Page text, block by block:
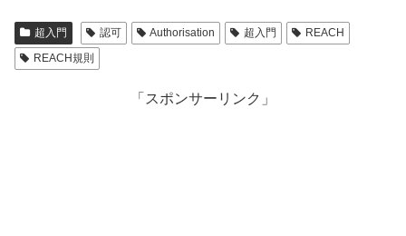
超入門 認可 Authorisation 超入門
REACH
REACH規則
「スポンサーリンク」